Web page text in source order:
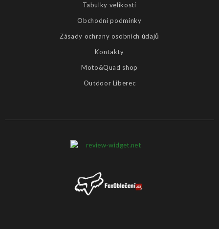
Tabulky velikostí
Obchodní podmínky
Zásady ochrany osobních údajů
Kontakty
Moto&Quad shop
Outdoor Liberec